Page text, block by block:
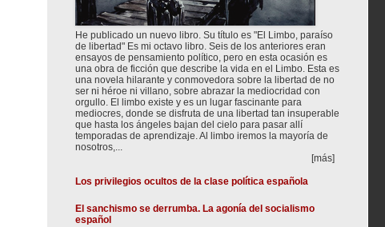
He publicado un nuevo libro. Su título es "El Limbo, paraíso
de libertad" Es mi octavo libro. Seis de los anteriores eran
ensayos de pensamiento político, pero en esta ocasión es
una obra de ficción que describe la vida en el Limbo. Esta es
una novela hilarante y conmovedora sobre la libertad de no
ser ni héroe ni villano, sobre abrazar la mediocridad con
orgullo. El limbo existe y es un lugar fascinante para
mediocres, donde se disfruta de una libertad tan insuperable
que hasta los ángeles bajan del cielo para pasar allí
temporadas de aprendizaje. Al limbo iremos la mayoría de
nosotros,...
[más]
Los privilegios ocultos de la clase política española
El sanchismo se derrumba. La agonía del socialismo
español